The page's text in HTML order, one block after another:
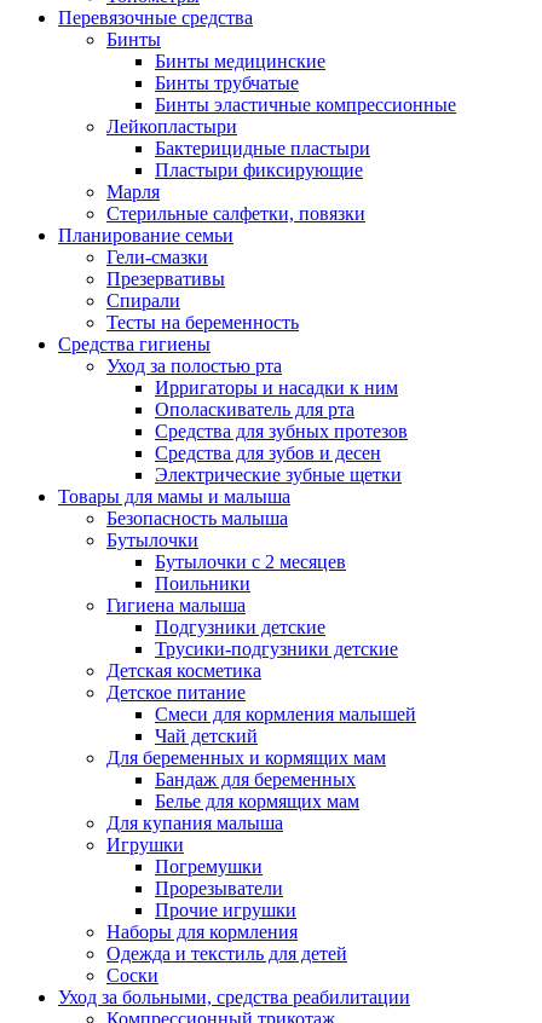
Перевязочные средства
Бинты
Бинты медицинские
Бинты трубчатые
Бинты эластичные компрессионные
Лейкопластыри
Бактерицидные пластыри
Пластыри фиксирующие
Марля
Стерильные салфетки, повязки
Планирование семьи
Гели-смазки
Презервативы
Спирали
Тесты на беременность
Средства гигиены
Уход за полостью рта
Ирригаторы и насадки к ним
Ополаскиватель для рта
Средства для зубных протезов
Средства для зубов и десен
Электрические зубные щетки
Товары для мамы и малыша
Безопасность малыша
Бутылочки
Бутылочки с 2 месяцев
Поильники
Гигиена малыша
Подгузники детские
Трусики-подгузники детские
Детская косметика
Детское питание
Смеси для кормления малышей
Чай детский
Для беременных и кормящих мам
Бандаж для беременных
Белье для кормящих мам
Для купания малыша
Игрушки
Погремушки
Прорезыватели
Прочие игрушки
Наборы для кормления
Одежда и текстиль для детей
Соски
Уход за больными, средства реабилитации
Компрессионный трикотаж